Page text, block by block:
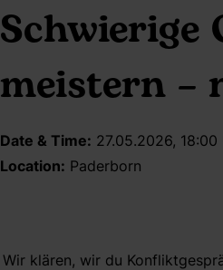
Schwierige
meistern –
Date & Time: 27.05.2026, 18:00
Location: Paderborn
Wir klären, wir du